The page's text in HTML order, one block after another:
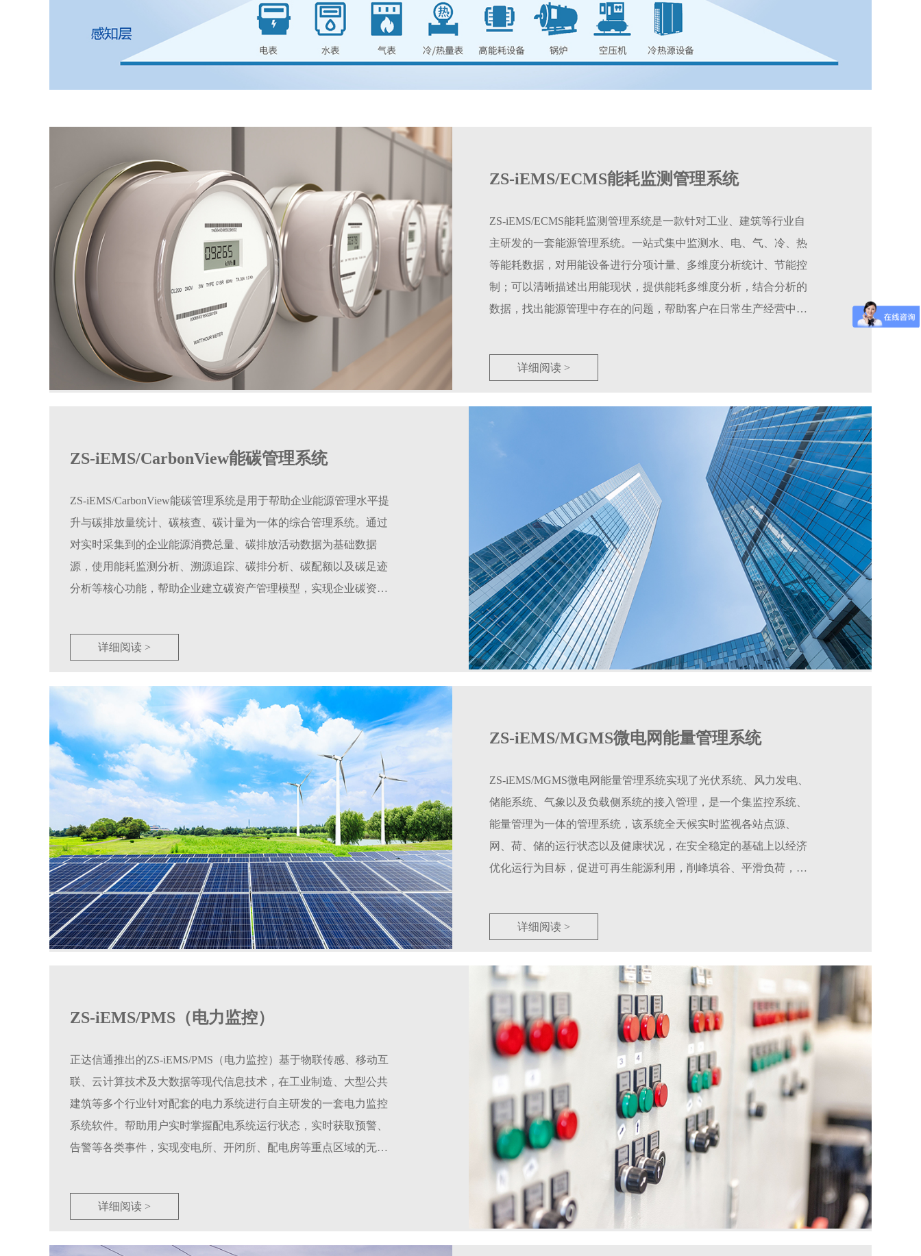
ZS-iEMS/ECMS能耗监测管理系统
ZS-iEMS/ECMS能耗监测管理系统是一款针对工业、建筑等行业自
主研发的一套能源管理系统。一站式集中监测水、电、气、冷、热
等能耗数据，对用能设备进行分项计量、多维度分析统计、节能控
制；可以清晰描述出用能现状，提供能耗多维度分析，结合分析的
数据，找出能源管理中存在的问题，帮助客户在日常生产经营中合
详细阅读 >
ZS-iEMS/CarbonView能碳管理系统
ZS-iEMS/CarbonView能碳管理系统是用于帮助企业能源管理水平提
升与碳排放量统计、碳核查、碳计量为一体的综合管理系统。通过
对实时采集到的企业能源消费总量、碳排放活动数据为基础数据
源，使用能耗监测分析、溯源追踪、碳排分析、碳配额以及碳足迹
分析等核心功能，帮助企业建立碳资产管理模型，实现企业碳资产
源利用效率。
详细阅读 >
ZS-iEMS/MGMS微电网能量管理系统
ZS-iEMS/MGMS微电网能量管理系统实现了光伏系统、风力发电、
储能系统、气象以及负载侧系统的接入管理，是一个集监控系统、
能量管理为一体的管理系统，该系统全天候实时监视各站点源、
网、荷、储的运行状态以及健康状况，在安全稳定的基础上以经济
优化运行为目标，促进可再生能源利用，削峰填谷、平滑负荷，提
提供安全、可靠、经济运行的解决方案。
详细阅读 >
ZS-iEMS/PMS（电力监控）
正达信通推出的ZS-iEMS/PMS（电力监控）基于物联传感、移动互
联、云计算技术及大数据等现代信息技术，在工业制造、大型公共
建筑等多个行业针对配套的电力系统进行自主研发的一套电力监控
系统软件。帮助用户实时掌握配电系统运行状态，实时获取预警、
告警等各类事件，实现变电所、开闭所、配电房等重点区域的无人
详细阅读 >